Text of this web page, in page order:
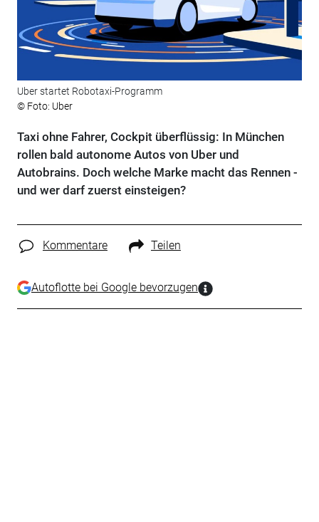
Uber startet Robotaxi-Programm
© Foto: Uber
Taxi ohne Fahrer, Cockpit überflüssig: In München
rollen bald autonome Autos von Uber und
Autobrains. Doch welche Marke macht das Rennen -
und wer darf zuerst einsteigen?
Kommentare Teilen
Autoflotte bei Google bevorzugen